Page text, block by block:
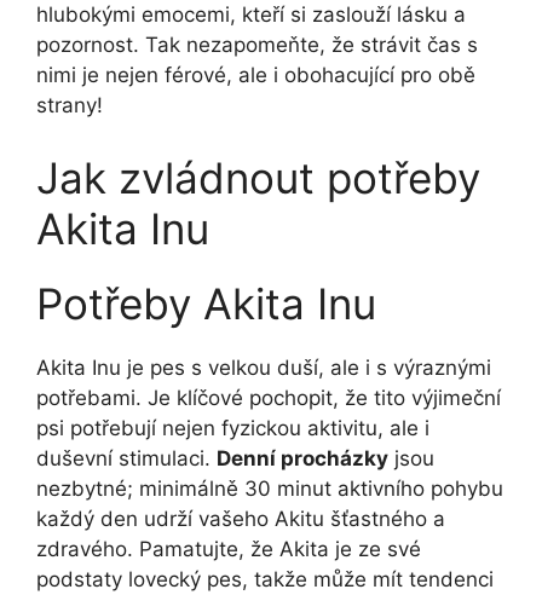
hlubokými emocemi, kteří si zaslouží lásku a
pozornost. Tak nezapomeňte, že strávit čas s
nimi je nejen férové, ale i obohacující pro obě
strany!
Jak zvládnout potřeby
Akita Inu
Potřeby Akita Inu
Akita Inu je pes s velkou duší, ale i s výraznými
potřebami. Je klíčové pochopit, že tito výjimeční
psi potřebují nejen fyzickou aktivitu, ale i
duševní stimulaci. Denní procházky jsou
nezbytné; minimálně 30 minut aktivního pohybu
každý den udrží vašeho Akitu šťastného a
zdravého. Pamatujte, že Akita je ze své
podstaty lovecký pes, takže může mít tendenci